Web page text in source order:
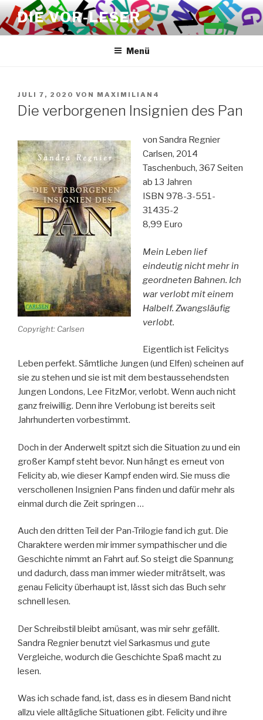
Zum
Inhalt
springen
DIE VOR-LESER
Menü
VERÖFFENTLICHT
AM
JULI 7, 2020 VON MAXIMILIAN4
Die verborgenen Insignien des Pan
Copyright: Carlsen
von Sandra Regnier
Carlsen, 2014
Taschenbuch, 367 Seiten
ab 13 Jahren
ISBN 978-3-551-
31435-2
8,99 Euro
Mein Leben lief
eindeutig nicht mehr in
geordneten Bahnen. Ich
war verlobt mit einem
Halbelf. Zwangsläufig
verlobt.
Eigentlich ist Felicitys
Leben perfekt. Sämtliche Jungen (und Elfen) scheinen auf
sie zu stehen und sie ist mit dem bestaussehendsten
Jungen Londons, Lee FitzMor, verlobt. Wenn auch nicht
ganz freiwillig. Denn ihre Verlobung ist bereits seit
Jahrhunderten vorbestimmt.
Doch in der Anderwelt spitzt sich die Situation zu und ein
großer Kampf steht bevor. Nun hängt es erneut von
Felicity ab, wie dieser Kampf enden wird. Sie muss die
verschollenen Insignien Pans finden und dafür mehr als
einmal durch die Zeit springen …
Auch den dritten Teil der Pan-Trilogie fand ich gut. Die
Charaktere werden mir immer sympathischer und die
Geschichte nimmt an Fahrt auf. So steigt die Spannung
und dadurch, dass man immer wieder miträtselt, was
genau Felicity überhaupt ist, lässt sich das Buch sehr
schnell lesen.
Der Schreibstil bleibt amüsant, was mir sehr gefällt.
Sandra Regnier benutzt viel Sarkasmus und gute
Vergleiche, wodurch die Geschichte Spaß macht zu
lesen.
Was ich schade fand, ist, dass es in diesem Band nicht
allzu viele alltägliche Situationen gibt. Felicity und ihre